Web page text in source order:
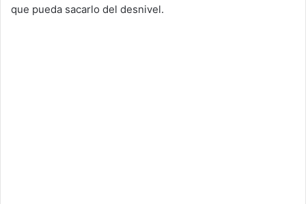
que pueda sacarlo del desnivel.